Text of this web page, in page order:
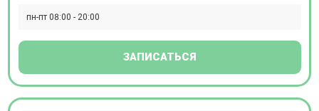
пн-пт 08:00 - 20:00
ЗАПИСАТЬСЯ